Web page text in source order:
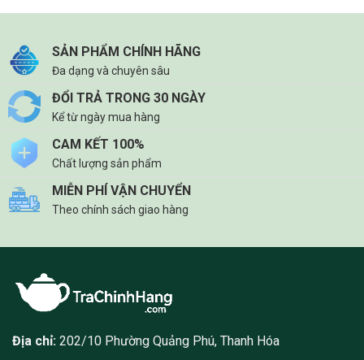
SẢN PHẨM CHÍNH HÃNG
Đa dạng và chuyên sâu
ĐỔI TRẢ TRONG 30 NGÀY
Kể từ ngày mua hàng
CAM KẾT 100%
Chất lượng sản phẩm
MIỄN PHÍ VẬN CHUYỂN
Theo chính sách giao hàng
Địa chỉ: 202/10 Phường Quảng Phú, Thanh Hóa